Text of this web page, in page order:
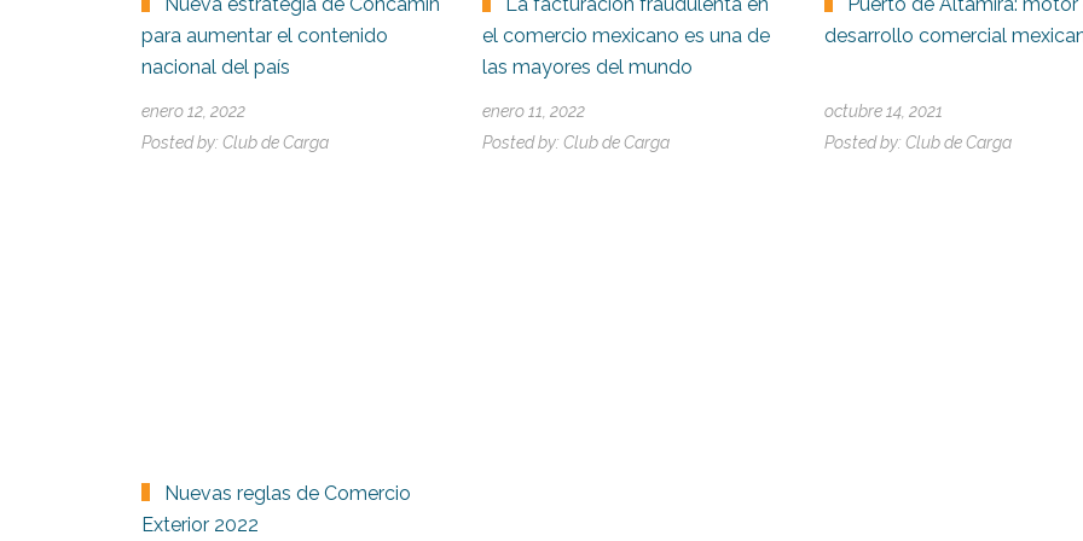
para aumentar el contenido
nacional del país
enero 12, 2022
Posted by: Club de Carga
el comercio mexicano es una de
las mayores del mundo
enero 11, 2022
Posted by: Club de Carga
desarrollo comercial
octubre 14, 2021
Posted by: Club de Carga
Nuevas reglas de Comercio
Exterior 2022